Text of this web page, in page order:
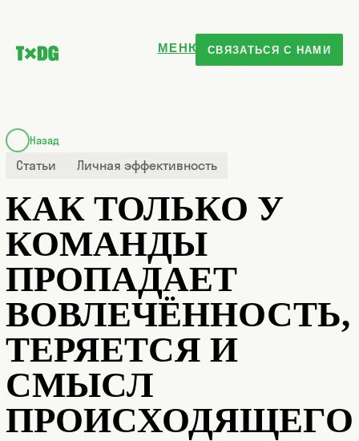
МЕНЮ
ГЛАВНАЯ
УПРАВЛЕНИЕ
КЕЙСЫ
КОМАНДА
СВЯЗАТЬСЯ С НАМИ
Назад
Статьи Личная эффективность
КАК ТОЛЬКО У
КОМАНДЫ
ПРОПАДАЕТ
ВОВЛЕЧЁННОСТЬ,
ТЕРЯЕТСЯ И
СМЫСЛ
ПРОИСХОДЯЩЕГО